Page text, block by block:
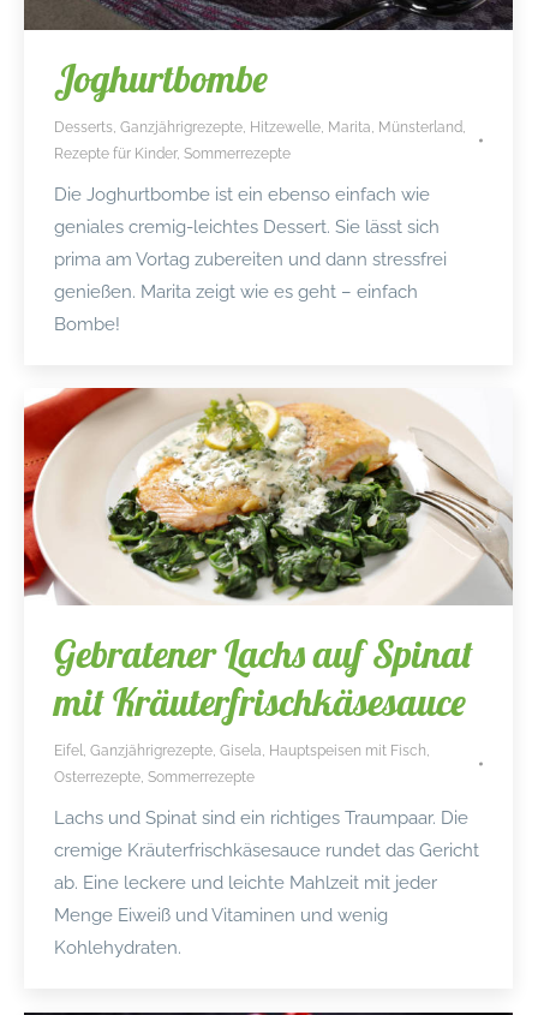
Joghurtbombe
Desserts Ganzjährigrezepte Hitzewelle Marita Münsterland
Rezepte für Kinder, Sommerrezepte
Die Joghurtbombe ist ein ebenso einfach wie
geniales cremig-leichtes Dessert. Sie lässt sich
prima am Vortag zubereiten und dann stressfrei
genießen. Marita zeigt wie es geht – einfach
Bombe!
Gebratener Lachs auf Spinat
mit Kräuterfrischkäsesauce
Eifel, Ganzjährigrezepte, Gisela, Hauptspeisen mit Fisch,
Osterrezepte, Sommerrezepte
Lachs und Spinat sind ein richtiges Traumpaar. Die
cremige Kräuterfrischkäsesauce rundet das Gericht
ab. Eine leckere und leichte Mahlzeit mit jeder
Menge Eiweiß und Vitaminen und wenig
Kohlehydraten.